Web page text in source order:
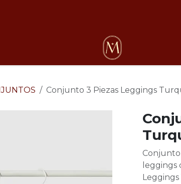
Conjunto 3 Piezas Leggings
leggings
Leggings